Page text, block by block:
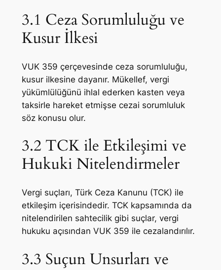
3.1 Ceza Sorumluluğu ve
Kusur İlkesi
VUK 359 çerçevesinde ceza sorumluluğu,
kusur ilkesine dayanır. Mükellef, vergi
yükümlülüğünü ihlal ederken kasten veya
taksirle hareket etmişse cezai sorumluluk
söz konusu olur.
3.2 TCK ile Etkileşimi ve
Hukuki Nitelendirmeler
Vergi suçları, Türk Ceza Kanunu (TCK) ile
etkileşim içerisindedir. TCK kapsamında da
nitelendirilen sahtecilik gibi suçlar, vergi
hukuku açısından VUK 359 ile cezalandırılır.
3.3 Suçun Unsurları ve